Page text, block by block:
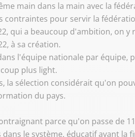
main dans la main avec la
contraintes pour servir la
qui a beaucoup d'ambition, on
à sa création.
l'équipe nationale par
plus light.
la sélection considérait qu'on
du pays.
parce qu'on passe de
le système, éducatif avant la